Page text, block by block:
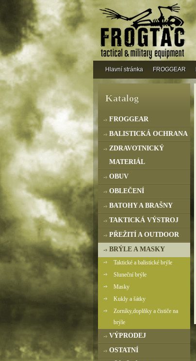
Katalog
FROGGEAR
BALISTICKÁ OCHRANA
ZDRAVOTNICKÝ
MATERIÁL
OBUV
OBLEČENÍ
BATOHY A BRAŠNY
TAKTICKÁ VÝSTROJ
PŘEŽITÍ A OUTDOOR
BRÝLE A MASKY
Taktické a balistické brýle
Sluneční brýle
Masky
Kukly a šátky
Zorníky,doplňky a čističe na
brýle
VÝPRODEJ
OSTATNÍ
Hlavní stránka FROGGEAR